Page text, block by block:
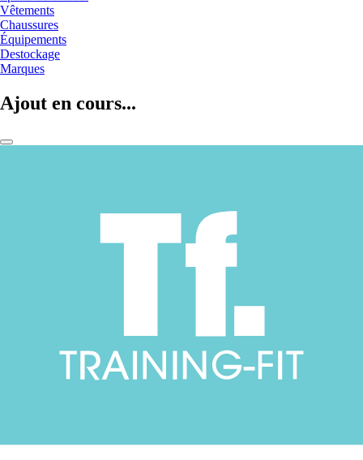
Vêtements
Chaussures
Équipements
Destockage
Marques
Ajout en cours...